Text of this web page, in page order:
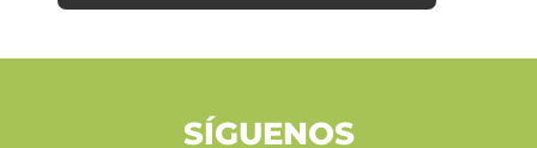
SÍGUENOS